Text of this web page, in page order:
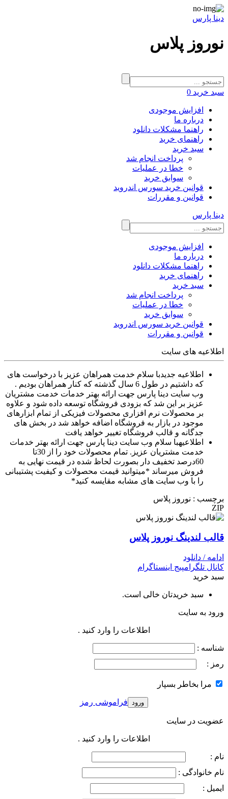
دینا پارس
نوروز پلاس
سبد خرید 0
افزایش موجودی
درباره ما
راهنما مشکلات دانلود
راهنمای خرید
سبد خرید
پرداخت انجام شد
خطا در عملیات
سوابق خرید
قوانین خرید سورس اندروید
قوانین و مقررات
دینا پارس
افزایش موجودی
درباره ما
راهنما مشکلات دانلود
راهنمای خرید
سبد خرید
پرداخت انجام شد
خطا در عملیات
سوابق خرید
قوانین خرید سورس اندروید
قوانین و مقررات
اطلاعیه های سایت
اطلاعیه جدیدبا سلام خدمت همراهان عزیز با درخواست های
که داشتیم در طول 6 سال گذشته که کنار همراهان بودیم .
وب سایت دینا پارس جهت ارائه بهتر خدمات خدمت مشتریان
عزیز بر این شد که بزودی فروشگاه توسعه داده شود و علاوه
بر محصولات نرم افزاری محصولات فیزیکی از تمام ابزارهای
موجود در بازار به فروشگاه اضافه خواهد شد در بخش های
جدگانه و قالب فروشگاه تغییر خواهد یافت
اطلاعیهبا سلام وب سایت دینا پارس جهت ارائه بهتر خدمات
خدمت مشتریان عزیز. تمام محصولات خود را از 30تا
60درصد تخفیف دار بصورت لحاظ شده در قیمت نهایی به
فروش میرساند *میتوانید قیمت محصولات و کیفیت پشتیبانی
را با وب سایت های مشابه مقایسه کنید*
برچسب : نوروز پلاس
ZIP
قالب لندینگ نوروز پلاس
ادامه / دانلود
کانال تلگرامپیج اینستاگرام
سبد خرید
سبد خریدتان خالی است.
ورود به سایت
اطلاعات را وارد کنید .
شناسه :
رمز :
مرا بخاطر بسپار
فراموشی رمز
عضویت در سایت
اطلاعات را وارد کنید .
نام :
نام خانوادگی :
ایمیل :